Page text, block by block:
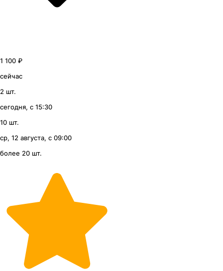
1 100 ₽
сейчас
2 шт.
сегодня, с 15:30
10 шт.
ср, 12 августа, с 09:00
более 20 шт.